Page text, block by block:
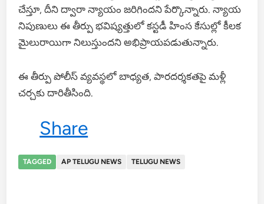
చేస్తూ, దీని ద్వారా న్యాయం జరిగిందని పేర్కొన్నారు. న్యాయ
నిపుణులు ఈ తీర్పు భవిష్యత్తులో కస్టడీ హింస కేసుల్లో కీలక
మైలురాయిగా నిలుస్తుందని అభిప్రాయపడుతున్నారు.
ఈ తీర్పు పోలీస్ వ్యవస్థలో బాధ్యత, పారదర్శకతపై మళ్లీ
చర్చకు దారితీసింది.
Share
TAGGED AP TELUGU NEWS TELUGU NEWS